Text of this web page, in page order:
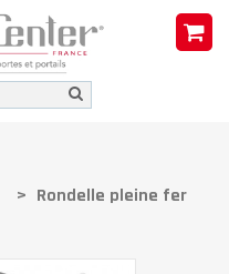
> Rondelle pleine fer